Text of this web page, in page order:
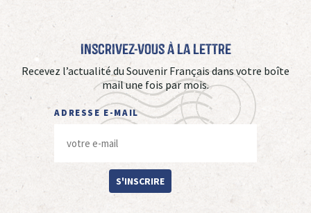
Inscrivez-vous à La Lettre
Recevez l’actualité du Souvenir Français dans votre boîte
mail une fois par mois.
ADRESSE E-MAIL
S'INSCRIRE